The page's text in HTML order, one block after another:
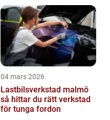
04 mars 2026
Lastbilsverkstad malmö
så hittar du rätt verkstad
för tunga fordon